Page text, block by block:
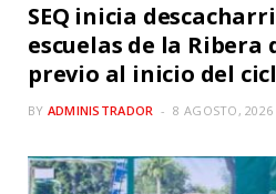
SEQ inicia
escuelas de la Ribera
previo al inicio del
BY ADMINISTRADOR 8 AGOSTO, 2026